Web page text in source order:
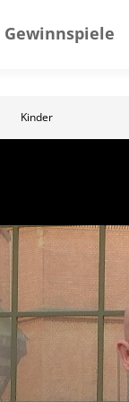
Gewinnspiele
Kinder